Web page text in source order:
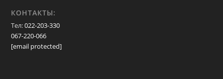
КОНТАКТЫ:
Тел:022-203-330
067-220-066
[email protected]